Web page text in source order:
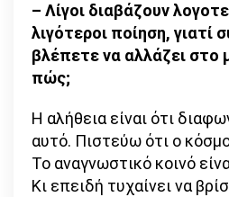
– Λίγοι διαβάζουν
λιγότεροι ποίηση, γιατί
βλέπετε να αλλάζει στο
πώς;
Η αλήθεια είναι ότι
αυτό. Πιστεύω ότι ο
Το αναγνωστικό κοινό
Κι επειδή τυχαίνει να